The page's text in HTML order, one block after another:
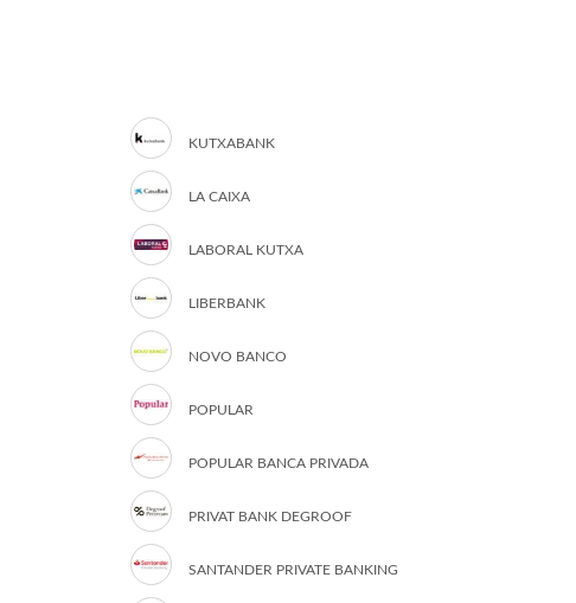
KUTXABANK
LA CAIXA
LABORAL KUTXA
LIBERBANK
NOVO BANCO
POPULAR
POPULAR BANCA PRIVADA
PRIVAT BANK DEGROOF
SANTANDER PRIVATE BANKING